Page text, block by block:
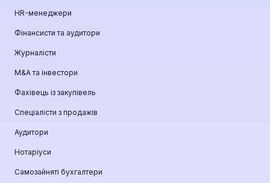
HR-менеджери
Фінансисти та аудитори
Журналісти
М&A та інвестори
Фахівець із закупівель
Спеціалісти з продажів
Аудитори
Нотаріуси
Самозайняті бухгалтери